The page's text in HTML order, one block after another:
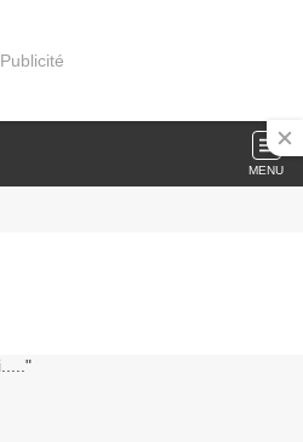
Publicité
MENU